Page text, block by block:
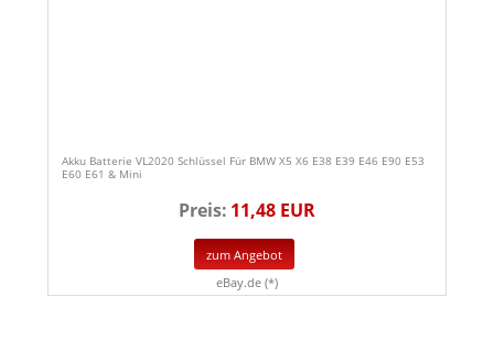
Akku Batterie VL2020 Schlüssel Für BMW X5 X6 E38 E39 E46 E90 E53
E60 E61 & Mini
Preis: 11,48 EUR
zum Angebot
eBay.de (*)